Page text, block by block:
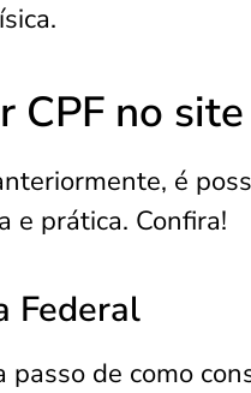
CPF no
é
e prática. Confira!
Federal
passo de como